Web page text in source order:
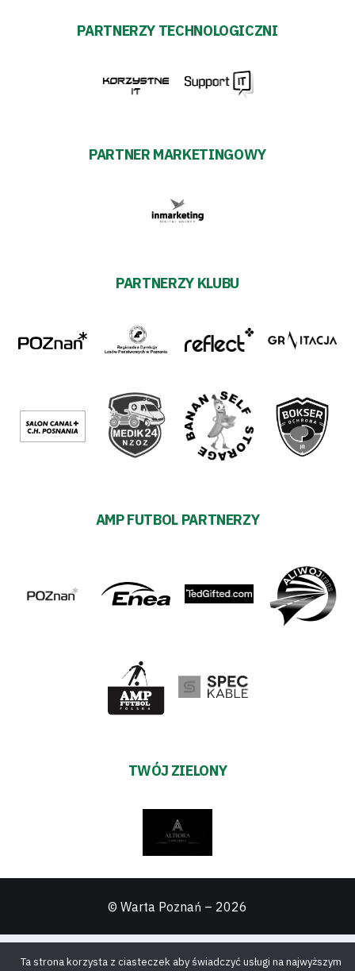
PARTNERZY TECHNOLOGICZNI
PARTNER MARKETINGOWY
PARTNERZY KLUBU
AMP FUTBOL PARTNERZY
TWÓJ ZIELONY
© Warta Poznań – 2026
Ta strona korzysta z ciasteczek aby świadczyć usługi na najwyższym